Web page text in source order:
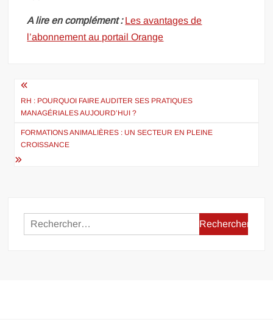
A lire en complément : Les avantages de
l’abonnement au portail Orange
Navigation
de
l’article
RH : POURQUOI FAIRE AUDITER SES PRATIQUES
MANAGÉRIALES AUJOURD’HUI ?
FORMATIONS ANIMALIÈRES : UN SECTEUR EN PLEINE
CROISSANCE
Rechercher :